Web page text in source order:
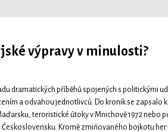
výpravy v minulosti?
dramatických příběhů spojených s politickými
a odvahou jednotlivců. Do kronik se zapsalo
teroristické útoky v Mnichově 1972 nebo
Kromě zmiňovaného bojkotu her